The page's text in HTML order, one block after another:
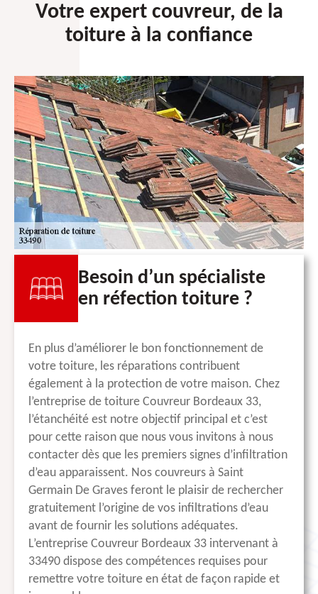
Votre expert couvreur, de la
toiture à la confiance
Besoin d’un spécialiste
en réfection toiture ?
En plus d’améliorer le bon fonctionnement de
votre toiture, les réparations contribuent
également à la protection de votre maison. Chez
l’entreprise de toiture Couvreur Bordeaux 33,
l’étanchéité est notre objectif principal et c’est
pour cette raison que nous vous invitons à nous
contacter dès que les premiers signes d’infiltration
d’eau apparaissent. Nos couvreurs à Saint
Germain De Graves feront le plaisir de rechercher
gratuitement l’origine de vos infiltrations d’eau
avant de fournir les solutions adéquates.
L’entreprise Couvreur Bordeaux 33 intervenant à
33490 dispose des compétences requises pour
remettre votre toiture en état de façon rapide et